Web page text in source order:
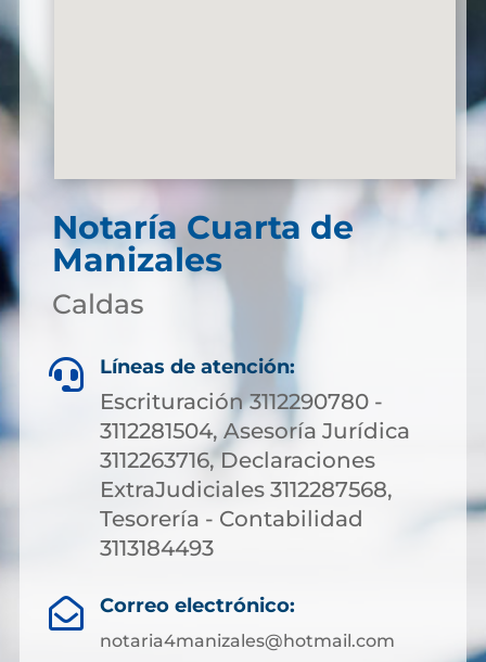
Notaría Cuarta de
Manizales
Caldas
 Líneas de atención:
Escrituración 3112290780 -
3112281504, Asesoría Jurídica
3112263716, Declaraciones
ExtraJudiciales 3112287568,
Tesorería - Contabilidad
3113184493
 Correo electrónico:
notaria4manizales@hotmail.com